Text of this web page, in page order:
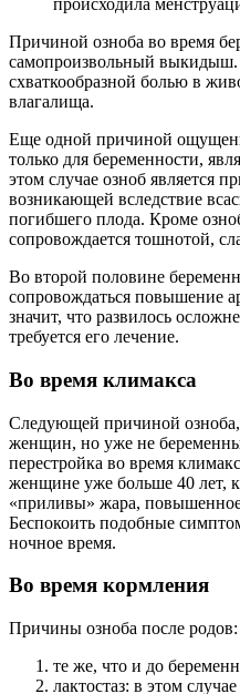
происходила
Причиной озноба во время
самопроизвольный выкидыш.
схваткообразной болью в
влагалища.
Еще одной причиной
только для беременности,
этом случае озноб является
возникающей вследствие
погибшего плода. Кроме
сопровождается тошнотой,
Во второй половине
сопровождаться повышение
значит, что развилось
требуется его лечение.
Во время климакса
Следующей причиной озноба,
женщин, но уже не
перестройка во время
женщине уже больше 40 лет,
«приливы» жара,
Беспокоить подобные
ночное время.
Во время кормления
Причины озноба после родов:
те же, что и до
лактостаз: в этом